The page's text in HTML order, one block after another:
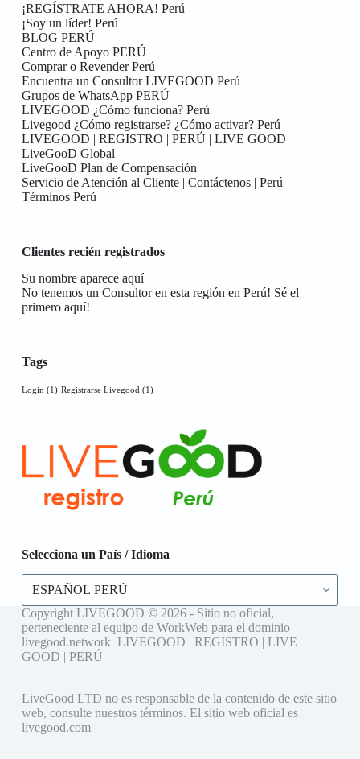
¡REGÍSTRATE AHORA! Perú
¡Soy un líder! Perú
BLOG PERÚ
Centro de Apoyo PERÚ
Comprar o Revender Perú
Encuentra un Consultor LIVEGOOD Perú
Grupos de WhatsApp PERÚ
LIVEGOOD ¿Cómo funciona? Perú
Livegood ¿Cómo registrarse? ¿Cómo activar? Perú
LIVEGOOD | REGISTRO | PERÚ | LIVE GOOD
LiveGooD Global
LiveGooD Plan de Compensación
Servicio de Atención al Cliente | Contáctenos | Perú
Términos Perú
Clientes recién registrados
Su nombre aparece aquí
No tenemos un Consultor en esta región en Perú! Sé el
primero aquí!
Tags
Login (1) Registrarse Livegood (1)
Selecciona un País / Idioma
Copyright LIVEGOOD © 2026 - Sitio no oficial,
perteneciente al equipo de WorkWeb para el dominio
livegood.network LIVEGOOD | REGISTRO | LIVE
GOOD | PERÚ
LiveGood LTD no es responsable de la contenido de este sitio
web, consulte nuestros términos. El sitio web oficial es
livegood.com